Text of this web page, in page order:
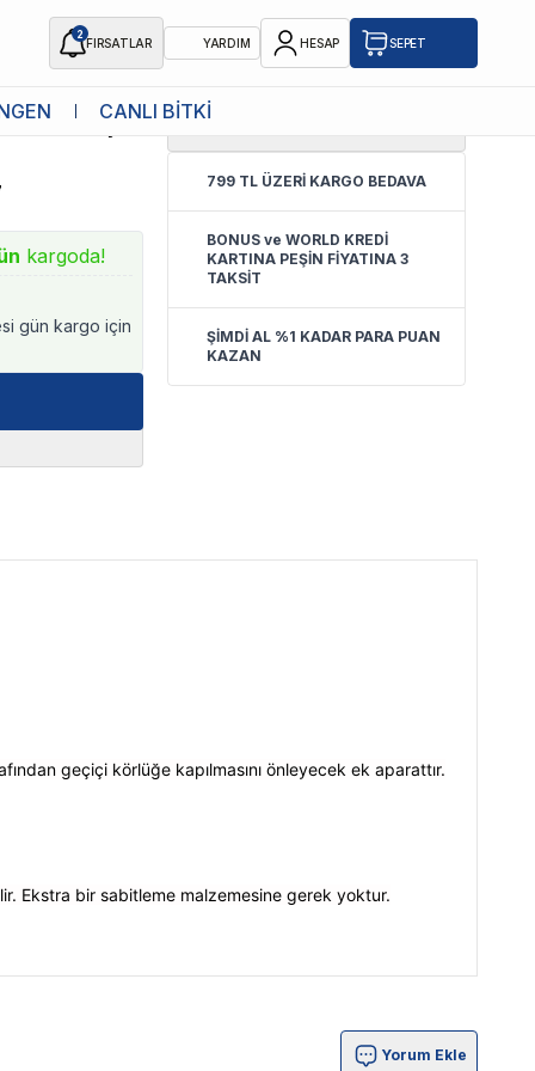
2
FIRSATLAR YARDIM HESAP SEPET
CANLI BİTKİ
Modeli İçin
kargoda!
gün kargo için
4.8
799 TL ÜZERİ KARGO BEDAVA
BONUS ve WORLD KREDİ
KARTINA PEŞİN FİYATINA 3
TAKSİT
ŞİMDİ AL %1 KADAR PARA PUAN
KAZAN
geçiçi körlüğe kapılmasını önleyecek ek aparattır.
Ekstra bir sabitleme malzemesine gerek yoktur.
Yorum Ekle